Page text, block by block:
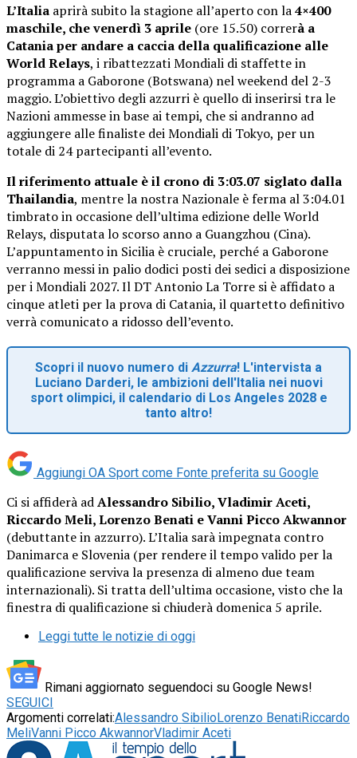
L’Italia aprirà subito la stagione all’aperto con la4×400
maschile, che venerdì 3 aprile (ore 15.50) correrà a
Catania per andare a caccia della qualificazione alle
World Relays, i ribattezzati Mondiali di staffette in
programma a Gaborone (Botswana) nel weekend del 2-3
maggio. L’obiettivo degli azzurri è quello di inserirsi tra le
Nazioni ammesse in base ai tempi, che si andranno ad
aggiungere alle finaliste dei Mondiali di Tokyo, per un
totale di 24 partecipanti all’evento.
Il riferimento attuale è il crono di 3:03.07 siglato dalla
Thailandia, mentre la nostra Nazionale è ferma al 3:04.01
timbrato in occasione dell’ultima edizione delle World
Relays, disputata lo scorso anno a Guangzhou (Cina).
L’appuntamento in Sicilia è cruciale, perché a Gaborone
verranno messi in palio dodici posti dei sedici a disposizione
per i Mondiali 2027. Il DT Antonio La Torre si è affidato a
cinque atleti per la prova di Catania, il quartetto definitivo
verrà comunicato a ridosso dell’evento.
Scopri il nuovo numero di Azzurra! L'intervista a
Luciano Darderi, le ambizioni dell'Italia nei nuovi
sport olimpici, il calendario di Los Angeles 2028 e
tanto altro!
Aggiungi OA Sport come Fonte preferita su Google
Ci si affiderà adAlessandro Sibilio, Vladimir Aceti,
Riccardo Meli, Lorenzo Benati e Vanni Picco Akwannor
(debuttante in azzurro). L’Italia sarà impegnata contro
Danimarca e Slovenia (per rendere il tempo valido per la
qualificazione serviva la presenza di almeno due team
internazionali). Si tratta dell’ultima occasione, visto che la
finestra di qualificazione si chiuderà domenica 5 aprile.
Leggi tutte le notizie di oggi
Rimani aggiornato seguendoci su Google News!
SEGUICI
Argomenti correlati:Alessandro SibilioLorenzo BenatiRiccardo
MeliVanni Picco AkwannorVladimir Aceti